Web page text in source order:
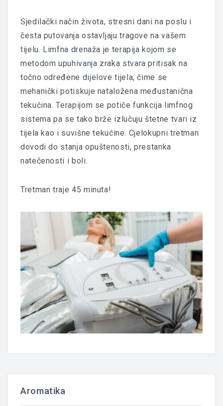
Sjedilački način života, stresni dani na poslu i
česta putovanja ostavljaju tragove na vašem
tijelu. Limfna drenaža je terapija kojom se
metodom upuhivanja zraka stvara pritisak na
točno određene dijelove tijela, čime se
mehanički potiskuje nataložena međustanična
tekućina. Terapijom se potiče funkcija limfnog
sistema pa se tako brže izlučuju štetne tvari iz
tijela kao i suvišne tekućine. Cjelokupni tretman
dovodi do stanja opuštenosti, prestanka
natečenosti i boli.
Tretman traje 45 minuta!
Aromatika